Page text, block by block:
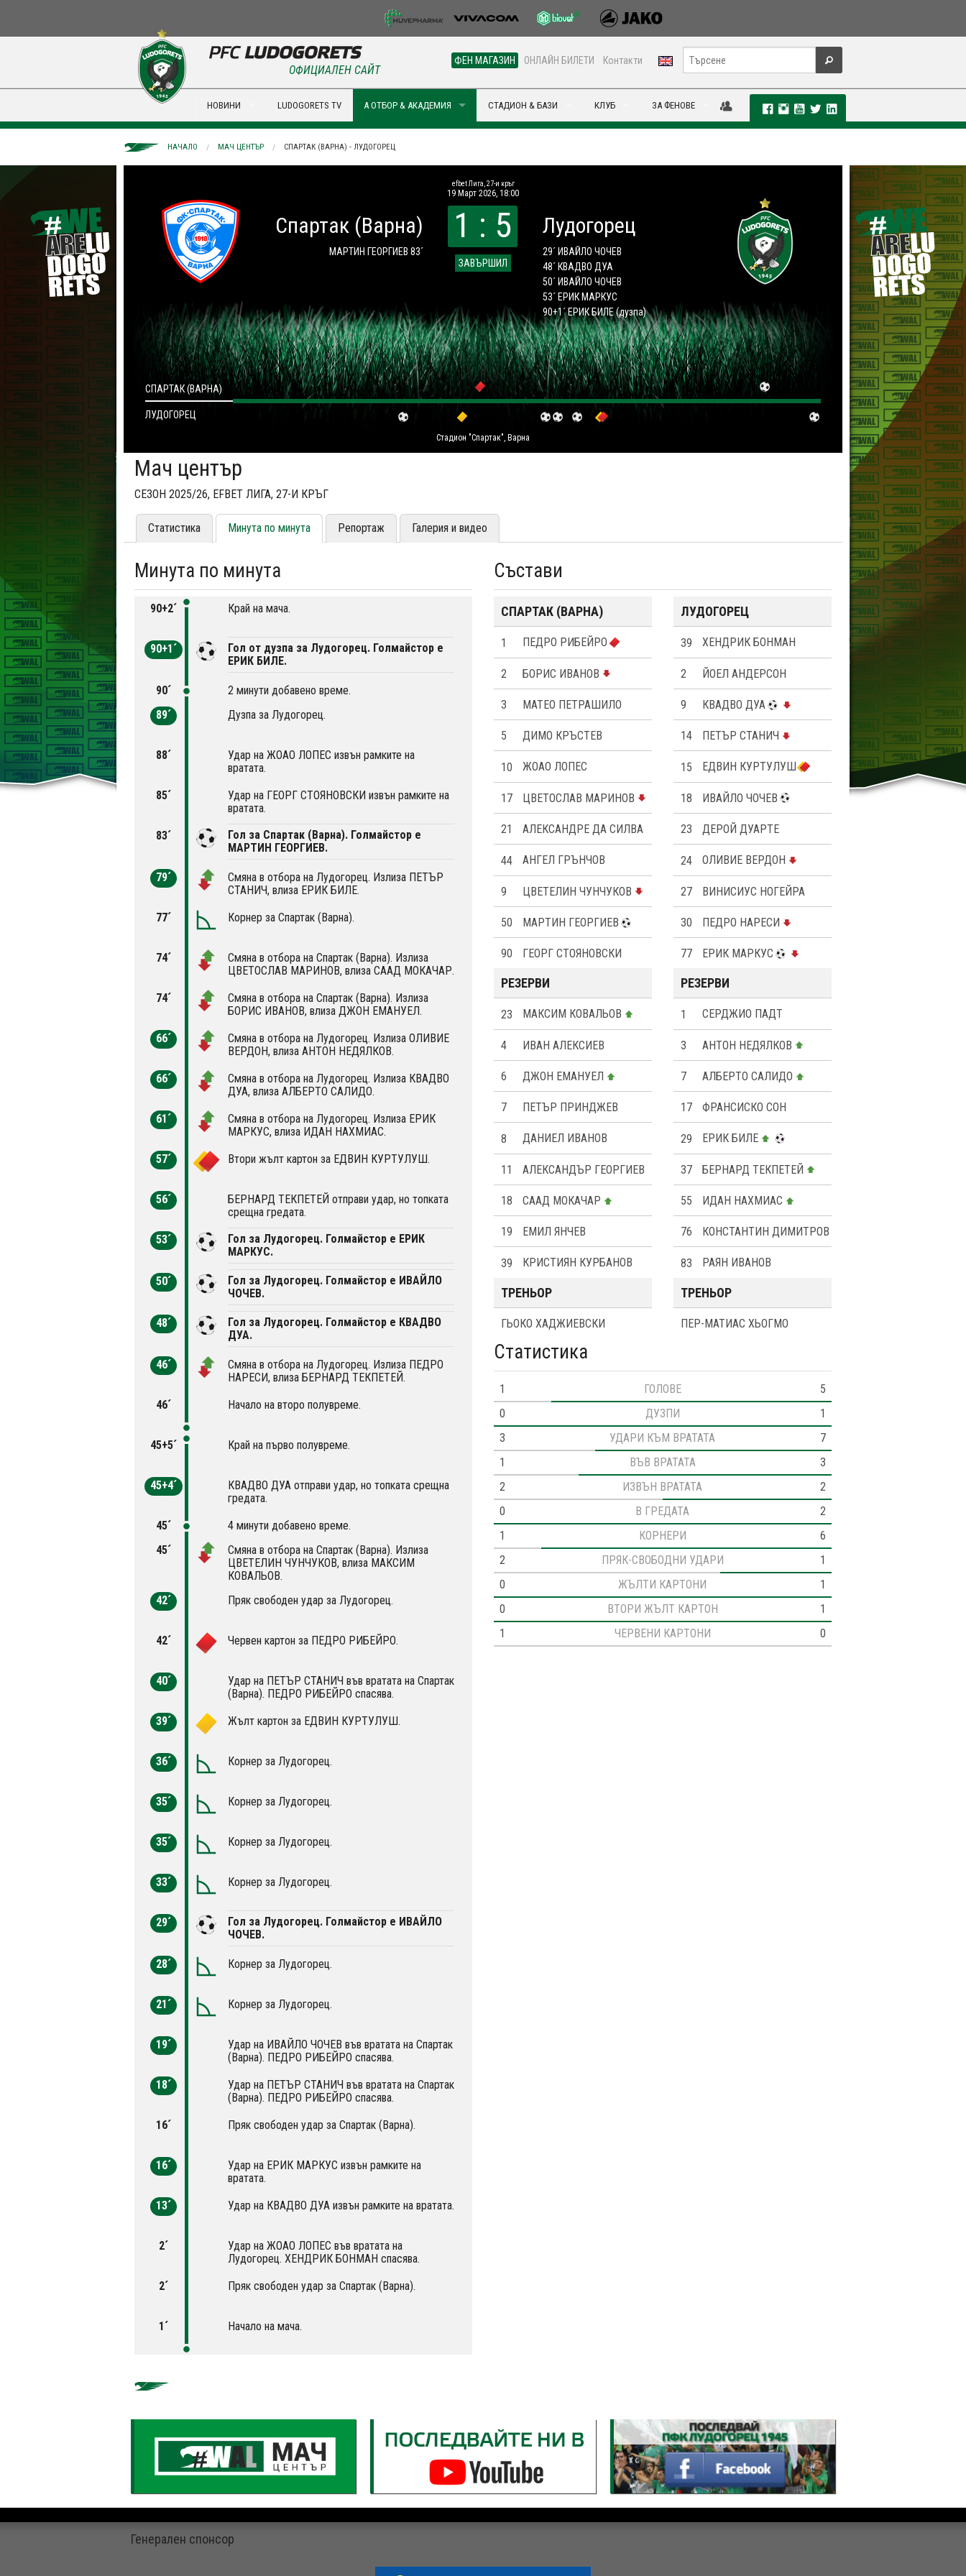
ФЕН МАГАЗИН ОНЛАЙН БИЛЕТИ Контакти
ОФИЦИАЛЕН САЙТ
НОВИНИ LUDOGORETS TV А ОТБОР & АКАДЕМИЯ СТАДИОН & БАЗИ КЛУБ ЗА ФЕНОВЕ
НАЧАЛО МАЧ ЦЕНТЪР СПАРТАК (ВАРНА) - ЛУДОГОРЕЦ
efbet Лига, 27-и кръг
19 Март 2026, 18:00
Спартак (Варна)
МАРТИН ГЕОРГИЕВ 83´
1 : 5
ЗАВЪРШИЛ
Лудогорец
29´ ИВАЙЛО ЧОЧЕВ
48´ КВАДВО ДУА
50´ ИВАЙЛО ЧОЧЕВ
53´ ЕРИК МАРКУС
90+1´ ЕРИК БИЛЕ(дузпа)
Стадион "Спартак", Варна
СПАРТАК (ВАРНА)
ЛУДОГОРЕЦ
Мач център
СЕЗОН 2025/26, EFBET ЛИГА, 27-И КРЪГ
Статистика Минута по минута Репортаж Галерия и видео
Минута по минута
90+2´ Край на мача.
90+1´
Гол от дузпа за Лудогорец. Голмайстор е
ЕРИК БИЛЕ.
90´
2 минути добавено време.
89´
Дузпа за Лудогорец.
88´
Удар на ЖОАО ЛОПЕС извън рамките на
вратата.
85´
Удар на ГЕОРГ СТОЯНОВСКИ извън рамките на
вратата.
83´
Гол за Спартак (Варна). Голмайстор е
МАРТИН ГЕОРГИЕВ.
79´
Смяна в отбора на Лудогорец. Излиза ПЕТЪР
СТАНИЧ, влиза ЕРИК БИЛЕ.
77´
Корнер за Спартак (Варна).
74´
Смяна в отбора на Спартак (Варна). Излиза
ЦВЕТОСЛАВ МАРИНОВ, влиза СААД МОКАЧАР.
74´
Смяна в отбора на Спартак (Варна). Излиза
БОРИС ИВАНОВ, влиза ДЖОН ЕМАНУЕЛ.
66´
Смяна в отбора на Лудогорец. Излиза OЛИВИЕ
ВЕРДОН, влиза АНТОН НЕДЯЛКОВ.
66´
Смяна в отбора на Лудогорец. Излиза КВАДВО
ДУА, влиза АЛБЕРТО САЛИДО.
61´
Смяна в отбора на Лудогорец. Излиза ЕРИК
МАРКУС, влиза ИДАН НАХМИАС.
57´
Втори жълт картон за ЕДВИН КУРТУЛУШ.
56´
БЕРНАРД ТЕКПЕТЕЙ отправи удар, но топката
срещна гредата.
53´
Гол за Лудогорец. Голмайстор е ЕРИК
МАРКУС.
50´
Гол за Лудогорец. Голмайстор е ИВАЙЛО
ЧОЧЕВ.
48´
Гол за Лудогорец. Голмайстор е КВАДВО
ДУА.
46´
Смяна в отбора на Лудогорец. Излиза ПЕДРО
НАРЕСИ, влиза БЕРНАРД ТЕКПЕТЕЙ.
46´
Начало на второ полувреме.
45+5´ Край на първо полувреме.
45+4´
КВАДВО ДУА отправи удар, но топката срещна
гредата.
45´
4 минути добавено време.
45´
Смяна в отбора на Спартак (Варна). Излиза
ЦВЕТЕЛИН ЧУНЧУКОВ, влиза МАКСИМ
КОВАЛЬОВ.
42´
Пряк свободен удар за Лудогорец.
42´ Червен картон за ПЕДРО РИБЕЙРО.
40´
Удар на ПЕТЪР СТАНИЧ във вратата на Спартак
(Варна). ПЕДРО РИБЕЙРО спасява.
39´
Жълт картон за ЕДВИН КУРТУЛУШ.
36´ Корнер за Лудогорец.
35´ Корнер за Лудогорец.
35´ Корнер за Лудогорец.
33´ Корнер за Лудогорец.
29´
Гол за Лудогорец. Голмайстор е ИВАЙЛО
ЧОЧЕВ.
28´ Корнер за Лудогорец.
21´ Корнер за Лудогорец.
19´
Удар на ИВАЙЛО ЧОЧЕВ във вратата на Спартак
(Варна). ПЕДРО РИБЕЙРО спасява.
18´
Удар на ПЕТЪР СТАНИЧ във вратата на Спартак
(Варна). ПЕДРО РИБЕЙРО спасява.
16´
Пряк свободен удар за Спартак (Варна).
16´
Удар на ЕРИК МАРКУС извън рамките на
вратата.
13´
Удар на КВАДВО ДУА извън рамките на вратата.
2´
Удар на ЖОАО ЛОПЕС във вратата на
Лудогорец. ХЕНДРИК БОНМАН спасява.
2´
Пряк свободен удар за Спартак (Варна).
1´ Начало на мача.
Състави
СПАРТАК (ВАРНА)
1 ПЕДРО РИБЕЙРО
2 БОРИС ИВАНОВ
3 МАТЕО ПЕТРАШИЛО
5 ДИМО КРЪСТЕВ
10 ЖОАО ЛОПЕС
17 ЦВЕТОСЛАВ МАРИНОВ
21 АЛЕКСАНДРЕ ДА СИЛВА
44 АНГЕЛ ГРЪНЧОВ
9 ЦВЕТЕЛИН ЧУНЧУКОВ
50 МАРТИН ГЕОРГИЕВ
90 ГЕОРГ СТОЯНОВСКИ
РЕЗЕРВИ
23 МАКСИМ КОВАЛЬОВ
4 ИВАН АЛЕКСИЕВ
6 ДЖОН ЕМАНУЕЛ
7 ПЕТЪР ПРИНДЖЕВ
8 ДАНИЕЛ ИВАНОВ
11 АЛЕКСАНДЪР ГЕОРГИЕВ
18 СААД МОКАЧАР
19 ЕМИЛ ЯНЧЕВ
39 КРИСТИЯН КУРБАНОВ
ЛУДОГОРЕЦ
39 ХЕНДРИК БОНМАН
2 ЙОЕЛ АНДЕРСОН
9 КВАДВО ДУА
14 ПЕТЪР СТАНИЧ
15 ЕДВИН КУРТУЛУШ
18 ИВАЙЛО ЧОЧЕВ
23 ДЕРОЙ ДУАРТЕ
24 OЛИВИЕ ВЕРДОН
27 ВИНИСИУС НОГЕЙРА
30 ПЕДРО НАРЕСИ
77 ЕРИК МАРКУС
РЕЗЕРВИ
1 СЕРДЖИО ПАДТ
3 АНТОН НЕДЯЛКОВ
7 АЛБЕРТО САЛИДО
17 ФРАНСИСКО СОН
29 ЕРИК БИЛЕ
37 БЕРНАРД ТЕКПЕТЕЙ
55 ИДАН НАХМИАС
76 КОНСТАНТИН ДИМИТРОВ
83 РАЯН ИВАНОВ
ТРЕНЬОР
ГЬОКО ХАДЖИЕВСКИ
ТРЕНЬОР
ПЕР-МАТИАС ХЬОГМО
Статистика
1 ГОЛОВЕ
5
0
ДУЗПИ
1
3
УДАРИ КЪМ ВРАТАТА
7
1
ВЪВ ВРАТАТА
3
2
ИЗВЪН ВРАТАТА
2
0
В ГРЕДАТА
2
1
КОРНЕРИ
6
2
ПРЯК-СВОБОДНИ УДАРИ
1
0
ЖЪЛТИ КАРТОНИ
1
0
ВТОРИ ЖЪЛТ КАРТОН
1
1
ЧЕРВЕНИ КАРТОНИ 0
Генерален спонсор